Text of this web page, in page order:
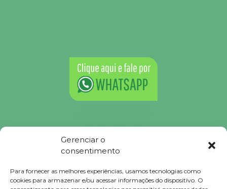
Gerenciar o
consentimento
Para fornecer as melhores experiências, usamos tecnologias como
cookies para armazenar e/ou acessar informações do dispositivo. O
Brindes Corporativos
Brindes Corporativos SP
Brindes Promocionais
Brindes para Clientes
Brindes Executivos
Brindes Populares